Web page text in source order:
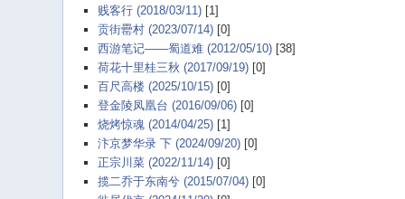
贱客行 (2018/03/11)[1]
贡街罍村 (2023/07/14)[0]
西游笔记——蜀道难 (2012/05/10)[38]
荷花十里桂三秋 (2017/09/19)[0]
百尺高楼 (2025/10/15)[0]
登金陵凤凰台 (2016/09/06)[0]
烧烤惊魂 (2014/04/25)[1]
汴京梦华录 下 (2024/09/20)[0]
正宗川菜 (2022/11/14)[0]
揽二乔于东南兮 (2015/07/04)[0]